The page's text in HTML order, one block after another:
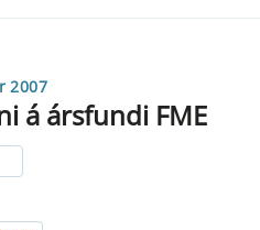
2007
á ársfundi FME